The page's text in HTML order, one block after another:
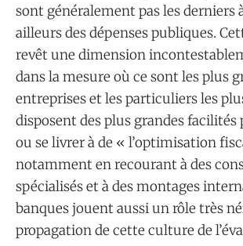
sont généralement pas les derniers
ailleurs des dépenses publiques.
revêt une dimension
dans la mesure où ce sont les plus
entreprises et les particuliers les
disposent des plus grandes facilités
ou se livrer à de « l’optimisation
notamment en recourant à des
spécialisés et à des montages
banques jouent aussi un rôle très
propagation de cette culture de